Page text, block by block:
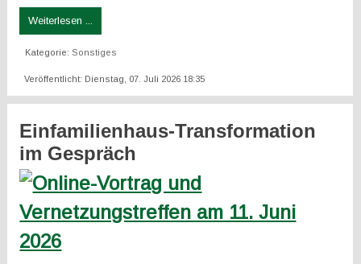
Weiterlesen ...
Kategorie:Sonstiges
Veröffentlicht: Dienstag, 07. Juli 2026 18:35
Einfamilienhaus-Transformation
im Gespräch